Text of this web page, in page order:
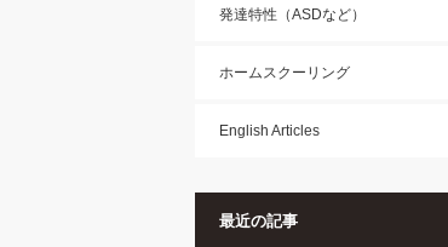
発達特性（ASDなど）
ホームスクーリング
English Articles
最近の記事